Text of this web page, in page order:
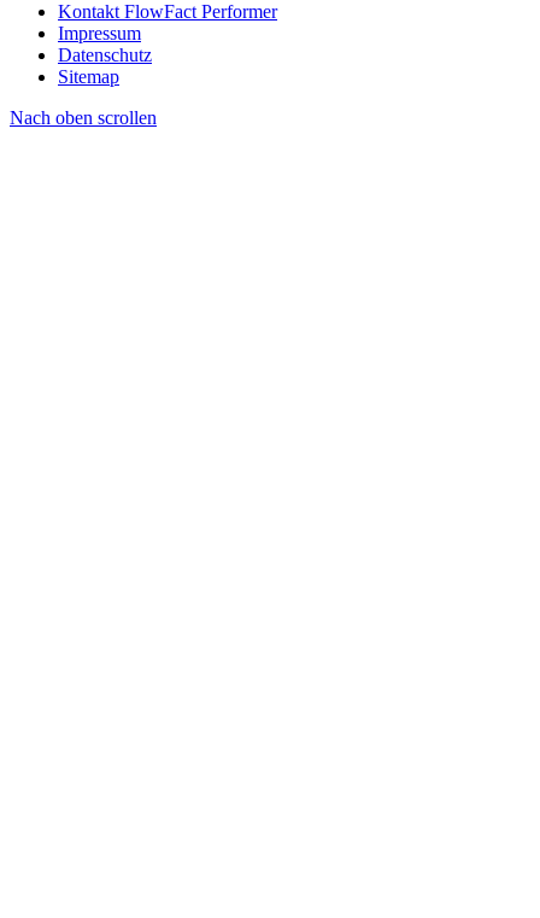
Kontakt FlowFact Performer
Impressum
Datenschutz
Sitemap
Nach oben scrollen